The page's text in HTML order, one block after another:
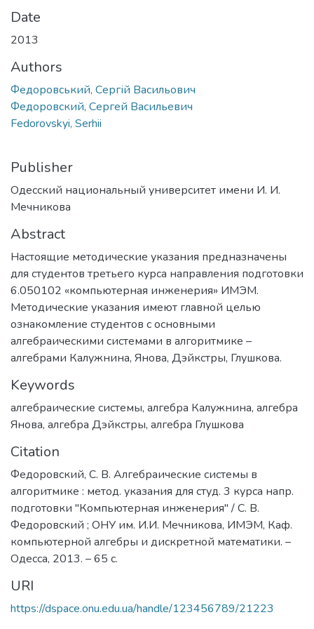
Date
2013
Authors
Федоровський, Сергій Васильович
Федоровский, Сергей Васильевич
Fedorovskyi, Serhii
Publisher
Одесский национальный университет имени И. И.
Мечникова
Abstract
Настоящие методические указания предназначены
для студентов третьего курса направления подготовки
6.050102 «компьютерная инженерия» ИМЭМ.
Методические указания имеют главной целью
ознакомление студентов с основными
алгебраическими системами в алгоритмике –
алгебрами Калужнина, Янова, Дэйкстры, Глушкова.
Keywords
алгебраические системы, алгебра Калужнина, алгебра
Янова, алгебра Дэйкстры, алгебра Глушкова
Citation
Федоровский, С. В. Алгебраические системы в
алгоритмике : метод. указания для студ. 3 курса напр.
подготовки "Компьютерная инженерия" / С. В.
Федоровский ; ОНУ им. И.И. Мечникова, ИМЭМ, Каф.
компьютерной алгебры и дискретной математики. –
Одесса, 2013. – 65 с.
URI
https://dspace.onu.edu.ua/handle/123456789/21223